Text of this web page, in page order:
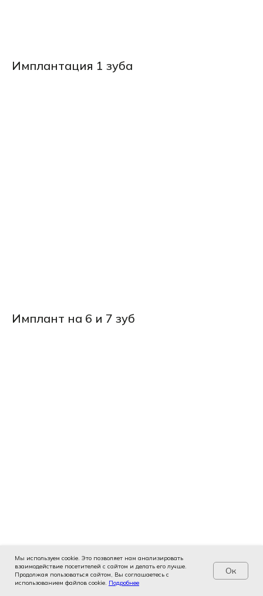
Услуги Цены Записаться
Имплантация 1 зуба
Имплант на 6 и 7 зуб
Имплантация нижних зубов
Мы используем cookie. Это позволяет нам анализировать
взаимодействие посетителей с сайтом и делать его лучше.
Продолжая пользоваться сайтом, Вы соглашаетесь с
использованием файлов cookie. Подробнее
Ок